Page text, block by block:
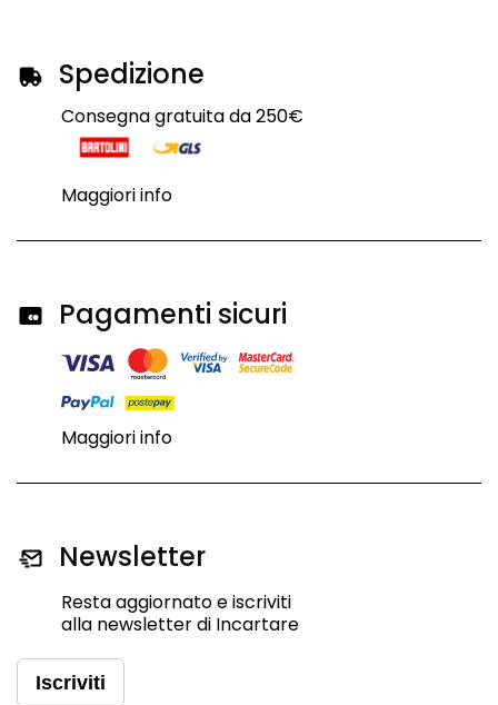
Spedizione
Consegna gratuita da 250€
Maggiori info
Pagamenti sicuri
Maggiori info
Newsletter
Resta aggiornato e iscriviti
alla newsletter di Incartare
Iscriviti